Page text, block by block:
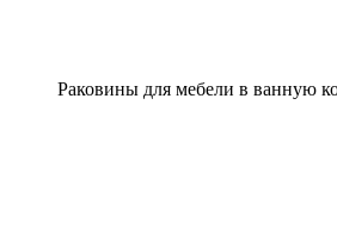
Раковины для мебели в ванную